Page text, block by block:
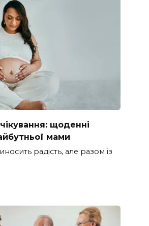
щоденні
мами
радість, але разом із